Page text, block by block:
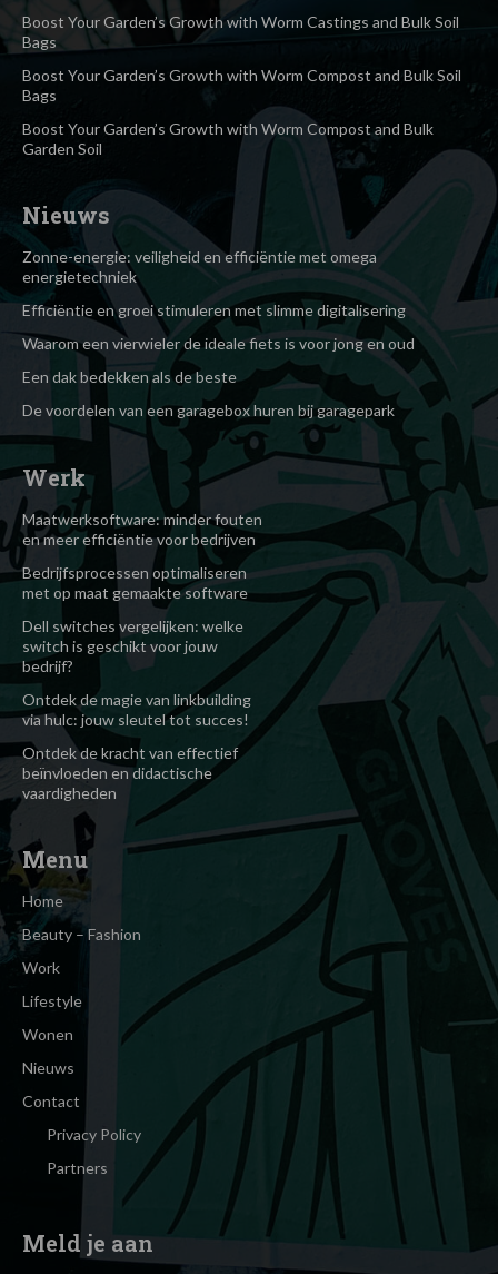
Boost Your Garden’s Growth with Worm Castings and Bulk Soil
Bags
Boost Your Garden’s Growth with Worm Compost and Bulk Soil
Bags
Boost Your Garden’s Growth with Worm Compost and Bulk
Garden Soil
Nieuws
Zonne-energie: veiligheid en efficiëntie met omega
energietechniek
Efficiëntie en groei stimuleren met slimme digitalisering
Waarom een vierwieler de ideale fiets is voor jong en oud
Een dak bedekken als de beste
De voordelen van een garagebox huren bij garagepark
Werk
Maatwerksoftware: minder fouten
en meer efficiëntie voor bedrijven
Bedrijfsprocessen optimaliseren
met op maat gemaakte software
Dell switches vergelijken: welke
switch is geschikt voor jouw
bedrijf?
Ontdek de magie van linkbuilding
via hulc: jouw sleutel tot succes!
Ontdek de kracht van effectief
beïnvloeden en didactische
vaardigheden
Menu
Home
Beauty – Fashion
Work
Lifestyle
Wonen
Nieuws
Contact
Privacy Policy
Partners
Meld je aan